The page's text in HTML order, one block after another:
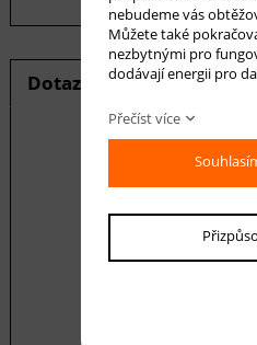
Dotaz na produkt
E-mail *
nebudeme vás
Můžete také
nezbytnými pro
dodávají energii pro
Přečíst více